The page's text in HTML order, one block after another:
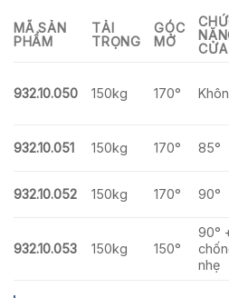
MÃ SẢN
PHẨM
TẢI
TRỌNG
GÓC
MỞ
CỬA
932.10.050 150kg 170°
932.10.051 150kg 170° 85°
932.10.052 150kg 170° 90°
932.10.053 150kg 150°
90°
nhẹ